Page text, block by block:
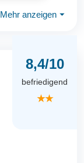
Mehr anzeigen ⏷
8,4/10
befriedigend
★★